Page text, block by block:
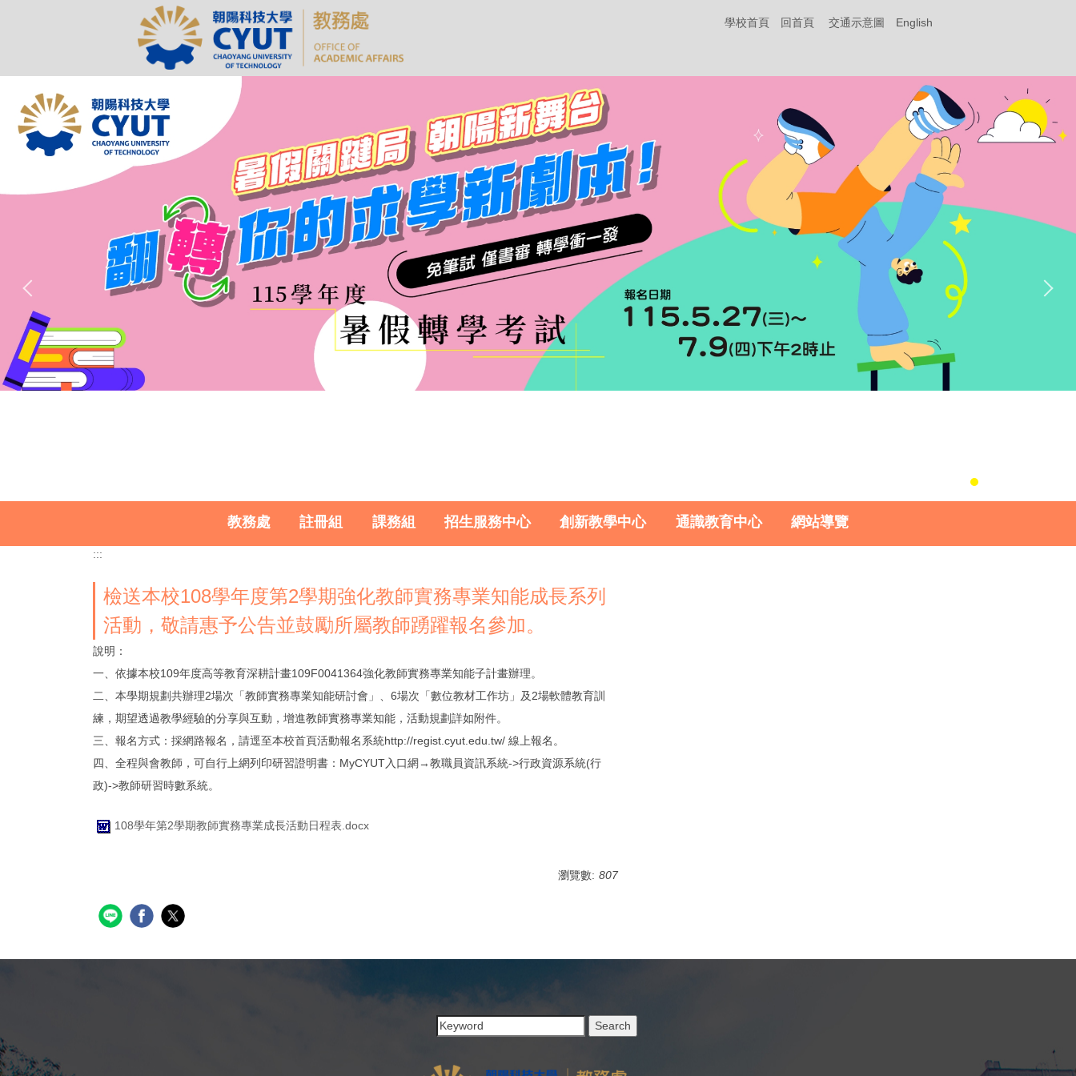
學校首頁 回首頁 交通示意圖 English
教務處 註冊組 課務組 招生服務中心 創新教學中心 通識教育中心 網站導覽
:::
檢送本校108學年度第2學期強化教師實務專業知能成長系列
活動，敬請惠予公告並鼓勵所屬教師踴躍報名參加。
說明：
一、依據本校109年度高等教育深耕計畫109F0041364強化教師實務專業知能子計畫辦理。
二、本學期規劃共辦理2場次「教師實務專業知能研討會」、6場次「數位教材工作坊」及2場軟體教育訓
練，期望透過教學經驗的分享與互動，增進教師實務專業知能，活動規劃詳如附件。
三、報名方式：採網路報名，請逕至本校首頁活動報名系統http://regist.cyut.edu.tw/ 線上報名。
四、全程與會教師，可自行上網列印研習證明書：MyCYUT入口網→教職員資訊系統->行政資源系統(行
政)->教師研習時數系統。
108學年第2學期教師實務專業成長活動日程表.docx
瀏覽數: 807